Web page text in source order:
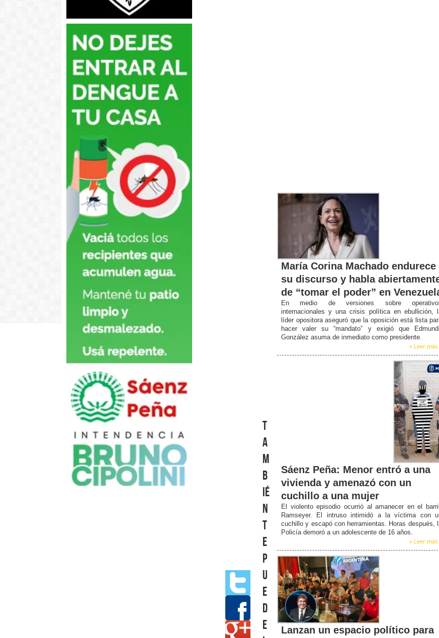
T
a
m
b
ié
n
t
e
p
u
e
d
e
María Corina Machado endurece
su discurso y habla
de “tomar el poder” en
En medio de versiones sobre
internacionales y una crisis política en ebullición,
líder opositora aseguró que la oposición está lista
hacer valer su “mandato” y exigió que
González asuma de inmediato como presidente.
» Leer
Sáenz Peña: Menor entró a una
vivienda y amenazó con un
cuchillo a una mujer
El violento episodio ocurrió al amanecer en el
Ramseyer. El intruso intimidó a la víctima con
cuchillo y escapó con herramientas. Horas después,
Policía demoró a un adolescente de 16 años.
» Leer
Lanzan un espacio político para